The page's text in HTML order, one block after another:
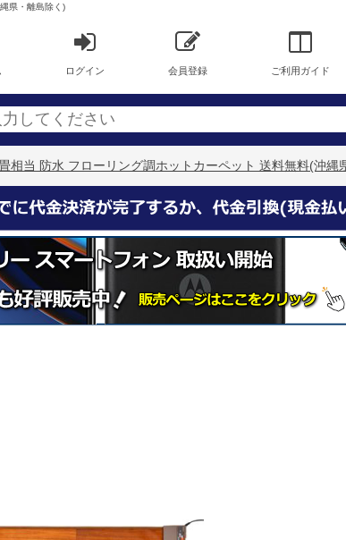
県・離島除く)
ログイン 会員登録 ご利用ガイド
相当 防水 フローリング調ホットカーペット 送料無料(沖縄